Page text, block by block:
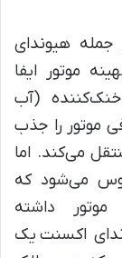
هیوندای
موتور ایفا
(آب
موتور را جذب
می‌کند. اما
می‌شود که
موتور داشته
اکسنت یک